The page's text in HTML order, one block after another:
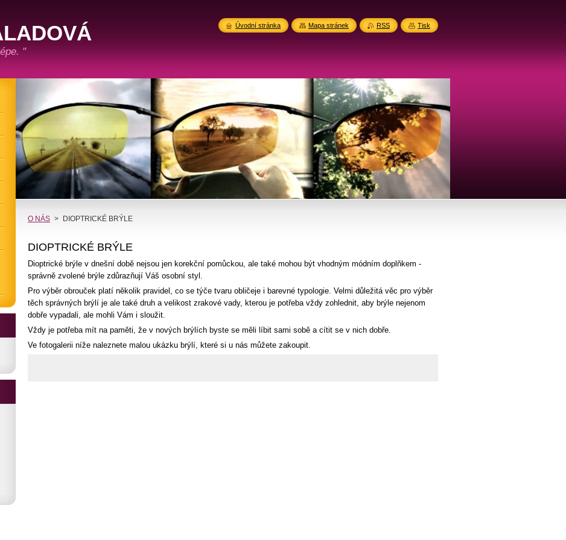
"
O NÁS > DIOPTRICKÉ BRÝLE
DIOPTRICKÉ BRÝLE
Dioptrické brýle v dnešní době nejsou jen korekční pomůckou, ale také mohou být vhodným módním doplňkem -
správně zvolené brýle zdůrazňují Váš osobní styl.
Pro výběr obrouček platí několik pravidel, co se týče tvaru obličeje i barevné typologie. Velmi důležitá věc pro výběr
těch správných brýlí je ale také druh a velikost zrakové vady, kterou je potřeba vždy zohlednit, aby brýle nejenom
dobře vypadali, ale mohli Vám i sloužit.
Vždy je potřeba mít na paměti, že v nových brýlích byste se měli líbit sami sobě a cítit se v nich dobře.
Ve fotogalerii níže naleznete malou ukázku brýlí, které si u nás můžete zakoupit.
Úvodní stránka Mapa stránek RSS Tisk